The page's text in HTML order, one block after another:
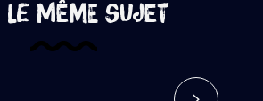
le même sujet